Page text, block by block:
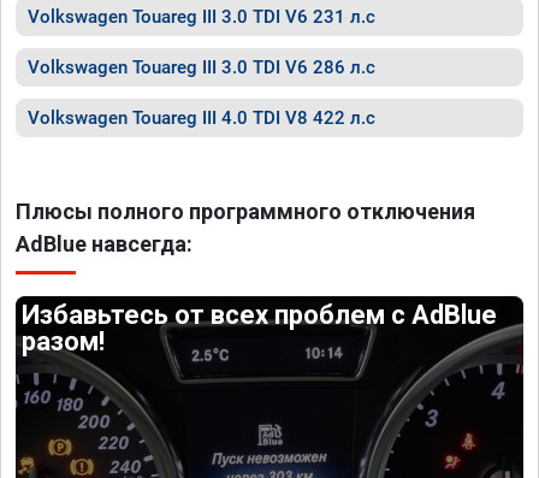
Volkswagen Touareg III 3.0 TDI V6 231 л.с
Volkswagen Touareg III 3.0 TDI V6 286 л.с
Volkswagen Touareg III 4.0 TDI V8 422 л.с
Плюсы полного программного отключения
AdBlue навсегда:
Избавьтесь от всех проблем с AdBlue
разом!